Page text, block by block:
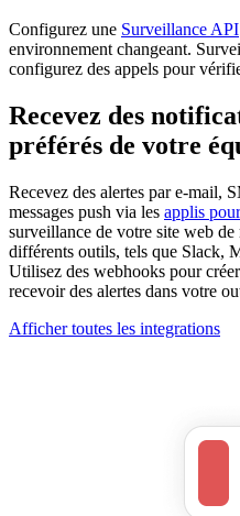
Configurez une Surveillance API
environnement changeant.
configurez des appels pour
Recevez des
préférés de votre
Recevez des alertes par e-mail,
messages push via les applis
surveillance de votre site web de
différents outils, tels que Slack,
Utilisez des webhooks pour
recevoir des alertes dans votre
Afficher toutes les integrations